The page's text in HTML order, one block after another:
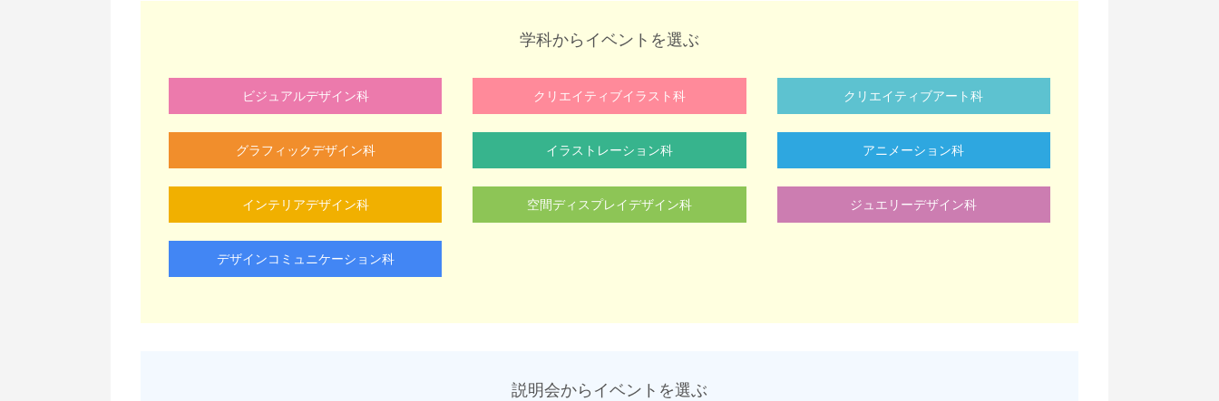
学科からイベントを選ぶ
ビジュアルデザイン科 クリエイティブイラスト科 クリエイティブアート科
グラフィックデザイン科 イラストレーション科 アニメーション科
インテリアデザイン科 空間ディスプレイデザイン科 ジュエリーデザイン科
デザインコミュニケーション科
説明会からイベントを選ぶ